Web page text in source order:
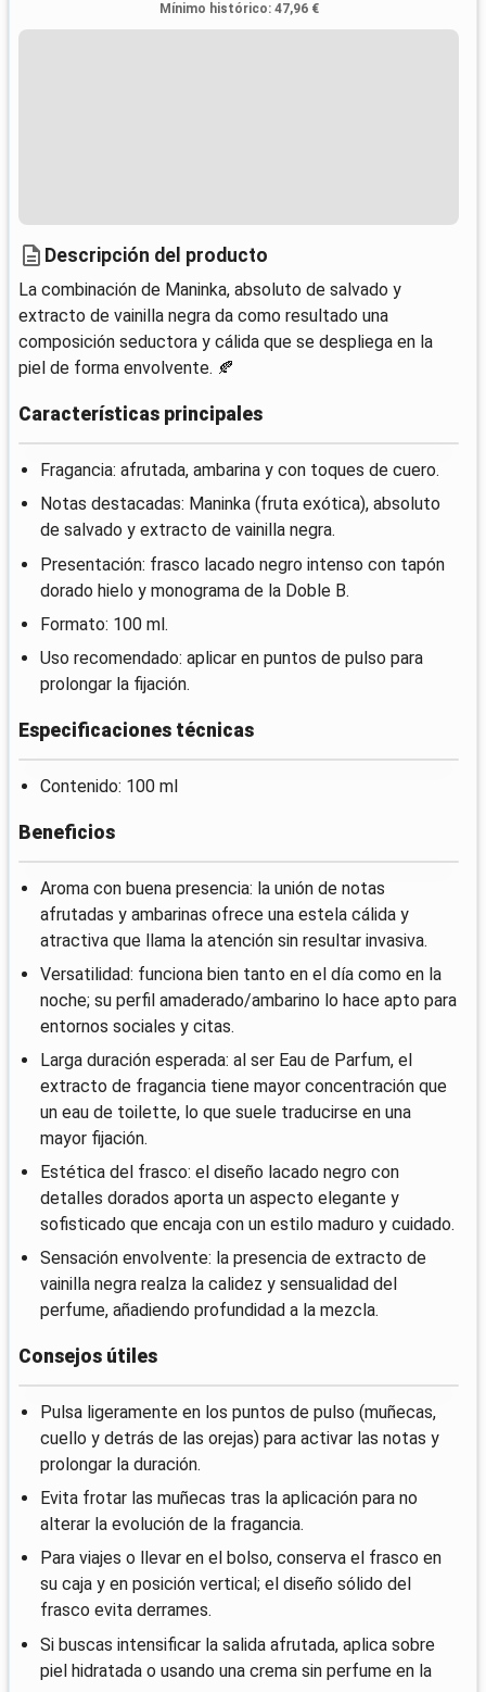
Mínimo histórico: 47,96 €
Descripción del producto
La combinación de Maninka, absoluto de salvado y
extracto de vainilla negra da como resultado una
composición seductora y cálida que se despliega en la
piel de forma envolvente. 🍂
Características principales
Fragancia: afrutada, ambarina y con toques de cuero.
Notas destacadas: Maninka (fruta exótica), absoluto
de salvado y extracto de vainilla negra.
Presentación: frasco lacado negro intenso con tapón
dorado hielo y monograma de la Doble B.
Formato: 100 ml.
Uso recomendado: aplicar en puntos de pulso para
prolongar la fijación.
Especificaciones técnicas
Contenido: 100 ml
Beneficios
Aroma con buena presencia: la unión de notas
afrutadas y ambarinas ofrece una estela cálida y
atractiva que llama la atención sin resultar invasiva.
Versatilidad: funciona bien tanto en el día como en la
noche; su perfil amaderado/ambarino lo hace apto para
entornos sociales y citas.
Larga duración esperada: al ser Eau de Parfum, el
extracto de fragancia tiene mayor concentración que
un eau de toilette, lo que suele traducirse en una
mayor fijación.
Estética del frasco: el diseño lacado negro con
detalles dorados aporta un aspecto elegante y
sofisticado que encaja con un estilo maduro y cuidado.
Sensación envolvente: la presencia de extracto de
vainilla negra realza la calidez y sensualidad del
perfume, añadiendo profundidad a la mezcla.
Consejos útiles
Pulsa ligeramente en los puntos de pulso (muñecas,
cuello y detrás de las orejas) para activar las notas y
prolongar la duración.
Evita frotar las muñecas tras la aplicación para no
alterar la evolución de la fragancia.
Para viajes o llevar en el bolso, conserva el frasco en
su caja y en posición vertical; el diseño sólido del
frasco evita derrames.
Si buscas intensificar la salida afrutada, aplica sobre
piel hidratada o usando una crema sin perfume en la